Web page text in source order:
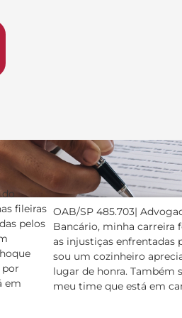
fileiras
pelos
por
em
OAB/SP 485.703|
Bancário, minha carreira
as injustiças enfrentadas
sou um cozinheiro
lugar de honra. Também
meu time que está em